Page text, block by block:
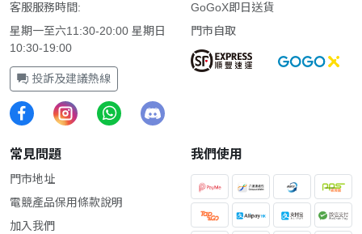
客服服務時間:
星期一至六11:30-20:00 星期日
10:30-19:00
投訴及建議熱線
GoGoX即日送貨
門市自取
常見問題
門市地址
電競產品保用條款說明
加入我們
我們使用